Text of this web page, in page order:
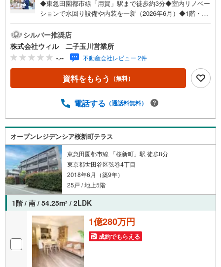
◆東急田園都市線「用賀」駅まで徒歩約3分◆室内リノベー
ションで水回り設備や内装を一新（2026年6月）◆1階・角
可能◆全居室5帖以上のゆとりの広さでプライベート空間も
充実◆家事の負担を軽減する食洗器搭載キッチン◆冬場の
入浴や雨の日のお洗濯にも活躍する浴室暖房乾燥機付き◆
エアコン・照明器具設置済みで初期費用を抑える事が可能
◆全居室収納で整理整頓のしやすいスッキリとした住空間
◆オートロックが備わり、セキュリティも充実◆不在時に
～19:00】上記時間はお電話が繋がりやすくなっておりま
「室内・現地を見学する（無料）」ボタンよりご希望の日
時をご記入いただけますとスムーズにご案内が可能です。
【ウィル不動産販売はここが強み】（1）住宅ローンに精通
しており、社内にローン専門部署があります！（2）施工実
績多数のリフォーム部門も社内にあります！（3）定休日な
し！
シルバー推奨店
株式会社ウィル 二子玉川営業所
-.-- 不動産会社レビュー 2件
資料をもらう （無料）
電話する （通話料無料）
オープンレジデンシア桜新町テラス
東急田園都市線 「桜新町」駅 徒歩8分
東京都世田谷区弦巻4丁目
2018年6月（築9年）
25戸 / 地上5階
1階 / 南 / 54.25m2 / 2LDK
1億280万円
成約でもらえる